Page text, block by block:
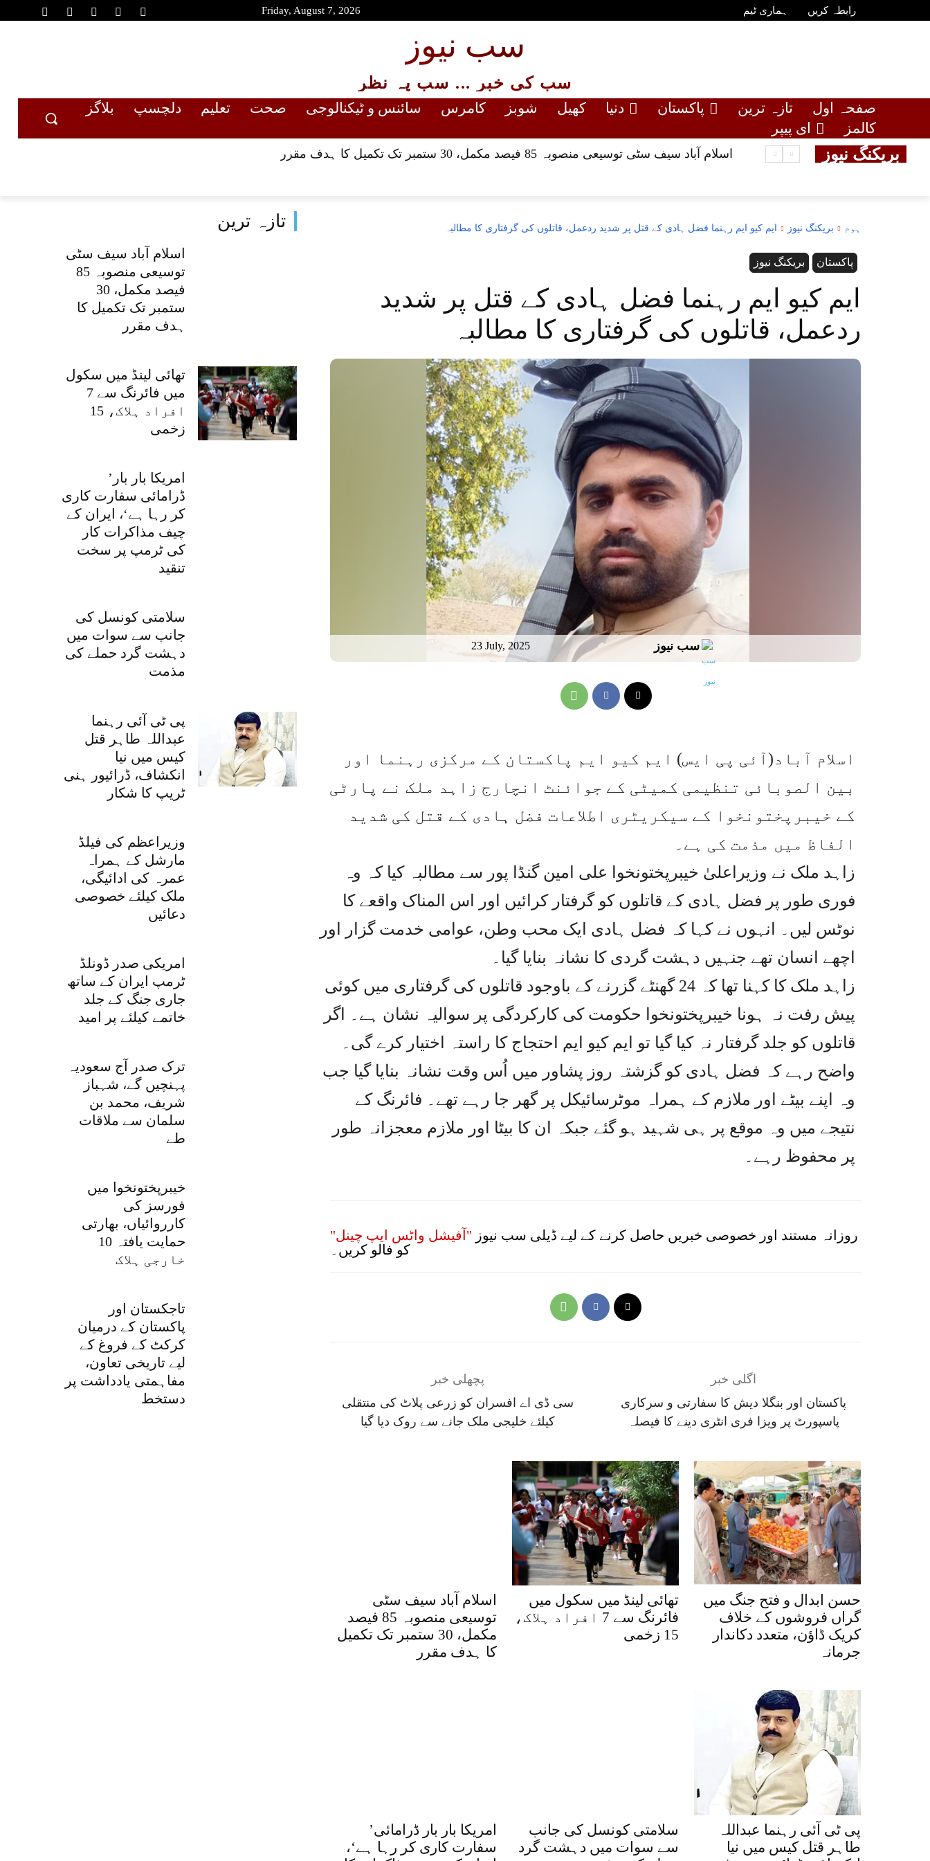
Friday, August 7, 2026 رابطہ کریں ہماری ٹیم
سب نیوز
سب کی خبر ... سب پہ نظر
صفحہ اول تازہ ترین پاکستان دنیا کھیل شوبز کامرس سائنس و ٹیکنالوجی صحت تعلیم دلچسپ
بلاگز
کالمز
ای پیپر
بریکنگ نیوز اسلام آباد سیف سٹی توسیعی منصوبہ 85 فیصد مکمل، 30 ستمبر تک تکمیل کا ہدف مقرر
تازہ ترین
اسلام آباد سیف سٹی
توسیعی منصوبہ 85
فیصد مکمل، 30
ستمبر تک تکمیل کا
ہدف مقرر
تھائی لینڈ میں سکول
میں فائرنگ سے 7
افراد ہلاک، 15
زخمی
’امریکا بار بار
ڈرامائی سفارت کاری
کر رہا ہے‘، ایران کے
چیف مذاکرات کار
کی ٹرمپ پر سخت
تنقید
سلامتی کونسل کی
جانب سے سوات میں
دہشت گرد حملے کی
مذمت
پی ٹی آئی رہنما
عبداللہ طاہر قتل
کیس میں نیا
انکشاف، ڈرائیور ہنی
ٹریپ کا شکار
وزیراعظم کی فیلڈ
مارشل کے ہمراہ
عمرہ کی ادائیگی،
ملک کیلئے خصوصی
دعائیں
امریکی صدر ڈونلڈ
ٹرمپ ایران کے ساتھ
جاری جنگ کے جلد
خاتمے کیلئے پر امید
ترک صدر آج سعودیہ
پہنچیں گے، شہباز
شریف، محمد بن
سلمان سے ملاقات
طے
خیبرپختونخوا میں
فورسز کی
کارروائیاں، بھارتی
حمایت یافتہ 10
خارجی ہلاک
تاجکستان اور
پاکستان کے درمیان
کرکٹ کے فروغ کے
لیے تاریخی تعاون،
مفاہمتی یادداشت پر
دستخط
ہوم بریکنگ نیوز ایم کیو ایم رہنما فضل ہادی کے قتل پر شدید ردعمل، قاتلوں کی گرفتاری کا مطالبہ
بریکنگ نیوز پاکستان
ایم کیو ایم رہنما فضل ہادی کے قتل پر شدید
ردعمل، قاتلوں کی گرفتاری کا مطالبہ
23 July, 2025 سب نیوز
اسلام آباد(آئی پی ایس) ایم کیو ایم پاکستان کے مرکزی رہنما اور
بین الصوبائی تنظیمی کمیٹی کے جوائنٹ انچارج زاہد ملک نے پارٹی
کے خیبرپختونخوا کے سیکریٹری اطلاعات فضل ہادی کے قتل کی شدید
الفاظ میں مذمت کی ہے۔
زاہد ملک نے وزیراعلیٰ خیبرپختونخوا علی امین گنڈا پور سے مطالبہ کیا کہ وہ
فوری طور پر فضل ہادی کے قاتلوں کو گرفتار کرائیں اور اس المناک واقعے کا
نوٹس لیں۔ انہوں نے کہا کہ فضل ہادی ایک محب وطن، عوامی خدمت گزار اور
اچھے انسان تھے جنہیں دہشت گردی کا نشانہ بنایا گیا۔
زاہد ملک کا کہنا تھا کہ 24 گھنٹے گزرنے کے باوجود قاتلوں کی گرفتاری میں کوئی
پیش رفت نہ ہونا خیبرپختونخوا حکومت کی کارکردگی پر سوالیہ نشان ہے۔ اگر
قاتلوں کو جلد گرفتار نہ کیا گیا تو ایم کیو ایم احتجاج کا راستہ اختیار کرے گی۔
واضح رہے کہ فضل ہادی کو گزشتہ روز پشاور میں اُس وقت نشانہ بنایا گیا جب
وہ اپنے بیٹے اور ملازم کے ہمراہ موٹرسائیکل پر گھر جا رہے تھے۔ فائرنگ کے
نتیجے میں وہ موقع پر ہی شہید ہو گئے جبکہ ان کا بیٹا اور ملازم معجزانہ طور
پر محفوظ رہے۔
روزانہ مستند اور خصوصی خبریں حاصل کرنے کے لیے ڈیلی سب نیوز "آفیشل واٹس ایپ چینل"
کو فالو کریں۔
پچھلی خبر
سی ڈی اے افسران کو زرعی پلاٹ کی منتقلی
کیلئے خلیجی ملک جانے سے روک دیا گیا
اگلی خبر
پاکستان اور بنگلا دیش کا سفارتی و سرکاری
پاسپورٹ پر ویزا فری انٹری دینے کا فیصلہ
اسلام آباد سیف سٹی
توسیعی منصوبہ 85 فیصد
مکمل، 30 ستمبر تک تکمیل
کا ہدف مقرر
تھائی لینڈ میں سکول میں
فائرنگ سے 7 افراد ہلاک،
15 زخمی
حسن ابدال و فتح جنگ میں
گراں فروشوں کے خلاف
کریک ڈاؤن، متعدد دکاندار
جرمانہ
’امریکا بار بار ڈرامائی
سفارت کاری کر رہا ہے‘،
سلامتی کونسل کی جانب
سے سوات میں دہشت گرد
پی ٹی آئی رہنما عبداللہ
طاہر قتل کیس میں نیا